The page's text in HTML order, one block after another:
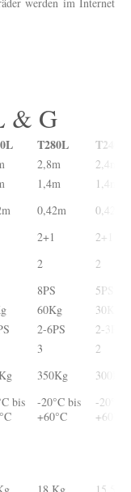
& G
T280L T240G
2,8m
2,4m
1,4m
1,4m
0,42m
0,42m
2+1
2+1
2
2
8PS
5PS
60Kg
30Kg
2-6PS
2-3PS
3
2
350Kg 300Kg
bis
-20°C bis
+60°C
-20°C
+60°C